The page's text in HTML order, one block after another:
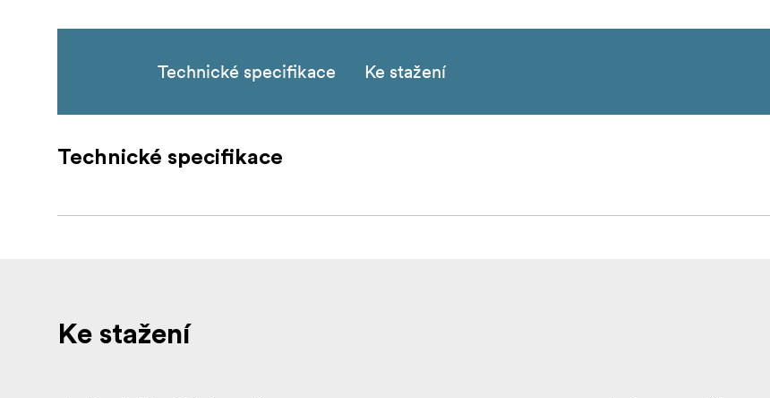
Technické specifikace Ke stažení
Technické specifikace
Ke stažení